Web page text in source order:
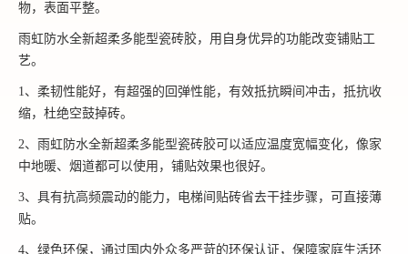
物，表面平整。
雨虹防水全新超柔多能型瓷砖胶，用自身优异的功能改变铺贴工
艺。
1、柔韧性能好，有超强的回弹性能，有效抵抗瞬间冲击，抵抗收
缩，杜绝空鼓掉砖。
2、雨虹防水全新超柔多能型瓷砖胶可以适应温度宽幅变化，像家
中地暖、烟道都可以使用，铺贴效果也很好。
3、具有抗高频震动的能力，电梯间贴砖省去干挂步骤，可直接薄
贴。
4、绿色环保，通过国内外众多严苛的环保认证，保障家庭生活环